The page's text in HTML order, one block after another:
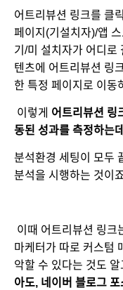
어트리뷰션 링크를 클
페이지(기설치자)/앱
기/미 설치자가 어디로
텐츠에 어트리뷰션 링
한 특정 페이지로 이동
이렇게 어트리뷰션 링
동된 성과를 측정하는
분석환경 세팅이 모두
분석을 시행하는 것이
마케터가 따로 커스텀
악할 수 있다는 것도 알
아도,
네이버 블로그